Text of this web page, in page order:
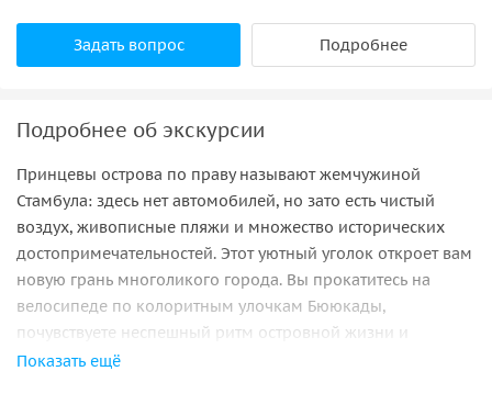
Задать вопрос Подробнее
Подробнее об экскурсии
Принцевы острова по праву называют жемчужиной
Стамбула: здесь нет автомобилей, но зато есть чистый
воздух, живописные пляжи и множество исторических
достопримечательностей. Этот уютный уголок откроет вам
новую грань многоликого города. Вы прокатитесь на
велосипеде по колоритным улочкам Бююкады,
почувствуете неспешный ритм островной жизни и
раскроете тайны, скрытые в стенах греческих церквей и
Показать ещё